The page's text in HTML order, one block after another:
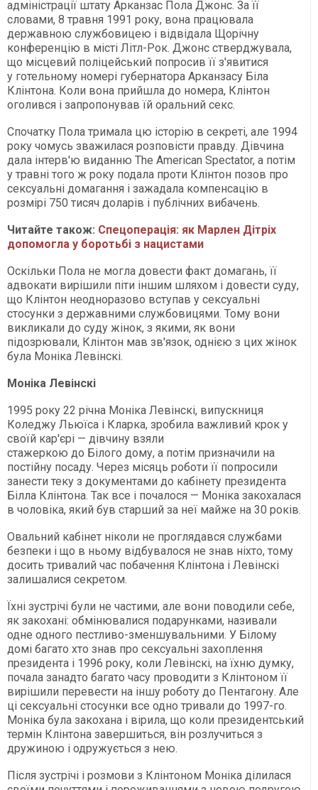
адміністрації штату Арканзас Пола Джонс. За її
словами, 8 травня 1991 року, вона працювала
державною службовицею і відвідала Щорічну
конференцію в місті Літл-Рок. Джонс стверджувала,
що місцевий поліцейський попросив її з'явитися
у готельному номері губернатора Арканзасу Біла
Клінтона. Коли вона прийшла до номера, Клінтон
оголився і запропонував їй оральний секс.
Спочатку Пола тримала цю історію в секреті, але 1994
року чомусь зважилася розповісти правду. Дівчина
дала інтерв'ю виданню The American Spectator, а потім
у травні того ж року подала проти Клінтон позов про
сексуальні домагання і зажадала компенсацію в
розмірі 750 тисяч доларів і публічних вибачень.
Читайте також: Спецоперація: як Марлен Дітріх
допомогла у боротьбі з нацистами
Оскільки Пола не могла довести факт домагань, її
адвокати вирішили піти іншим шляхом і довести суду,
що Клінтон неодноразово вступав у сексуальні
стосунки з державними службовицями. Тому вони
викликали до суду жінок, з якими, як вони
підозрювали, Клінтон мав зв'язок, однією з цих жінок
була Моніка Левінскі.
Моніка Левінскі
1995 року 22 річна Моніка Левінскі, випускниця
Коледжу Льюїса і Кларка, зробила важливий крок у
своїй кар'єрі — дівчину взяли
стажеркою до Білого дому, а потім призначили на
постійну посаду. Через місяць роботи її попросили
занести теку з документами до кабінету президента
Білла Клінтона. Так все і почалося — Моніка закохалася
в чоловіка, який був старший за неї майже на 30 років.
Овальний кабінет ніколи не проглядався службами
безпеки і що в ньому відбувалося не знав ніхто, тому
досить тривалий час побачення Клінтона і Левінскі
залишалися секретом.
Їхні зустрічі були не частими, але вони поводили себе,
як закохані: обмінювалися подарунками, називали
одне одного пестливо-зменшувальними. У Білому
домі багато хто знав про сексуальні захоплення
президента і 1996 року, коли Левінскі, на їхню думку,
почала занадто багато часу проводити з Клінтоном її
вирішили перевести на іншу роботу до Пентагону. Але
ці сексуальні стосунки все одно тривали до 1997-го.
Моніка була закохана і вірила, що коли президентський
термін Клінтона завершиться, він розлучиться з
дружиною і одружується з нею.
Після зустрічі і розмови з Клінтоном Моніка ділилася